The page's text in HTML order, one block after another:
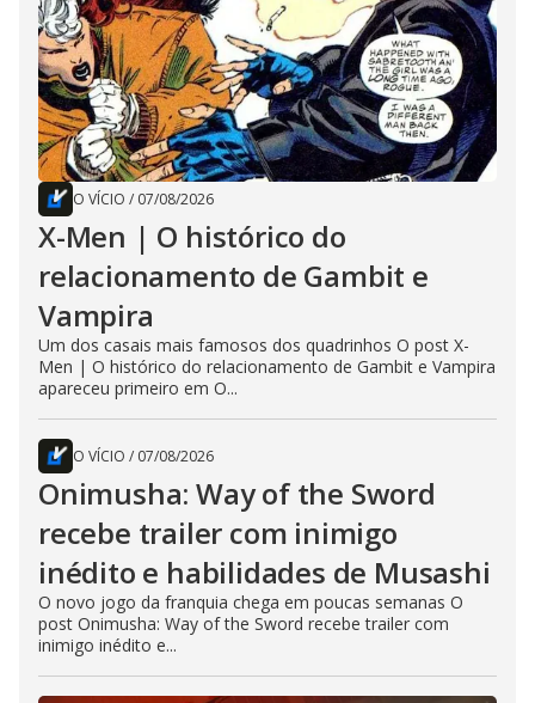
O VÍCIO / 07/08/2026
X-Men | O histórico do
relacionamento de Gambit e
Vampira
Um dos casais mais famosos dos quadrinhos O post X-
Men | O histórico do relacionamento de Gambit e Vampira
apareceu primeiro em O...
O VÍCIO / 07/08/2026
Onimusha: Way of the Sword
recebe trailer com inimigo
inédito e habilidades de Musashi
O novo jogo da franquia chega em poucas semanas O
post Onimusha: Way of the Sword recebe trailer com
inimigo inédito e...